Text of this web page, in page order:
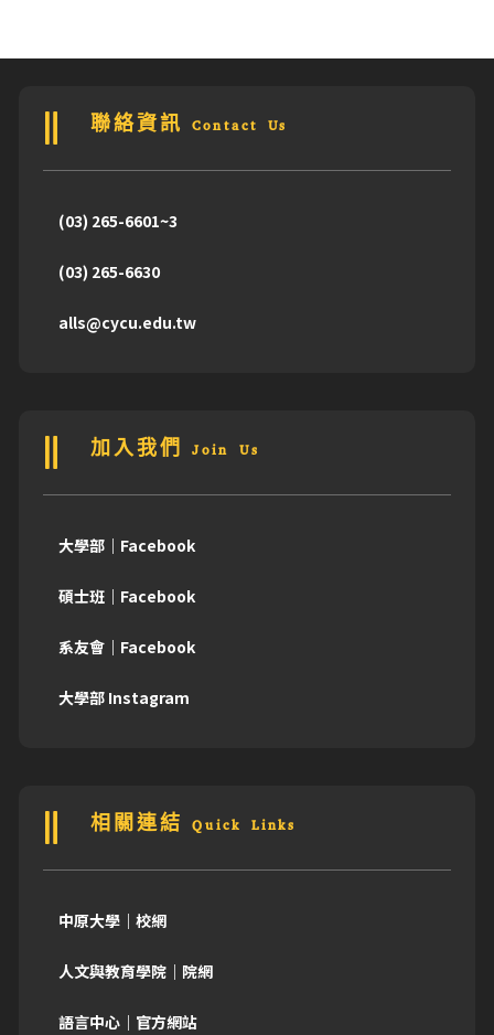
聯絡資訊 Contact Us
(03) 265-6601~3
(03) 265-6630
alls@cycu.edu.tw
加入我們 Join Us
大學部｜Facebook
碩士班｜Facebook
系友會｜Facebook
大學部 Instagram
相關連結 Quick Links
中原大學｜校網
人文與教育學院｜院網
語言中心｜官方網站